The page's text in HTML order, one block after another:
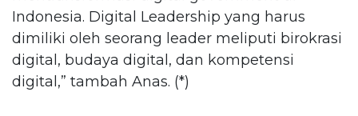
Indonesia. Digital Leadership yang harus
dimiliki oleh seorang leader meliputi birokrasi
digital, budaya digital, dan kompetensi
digital,” tambah Anas. (*)